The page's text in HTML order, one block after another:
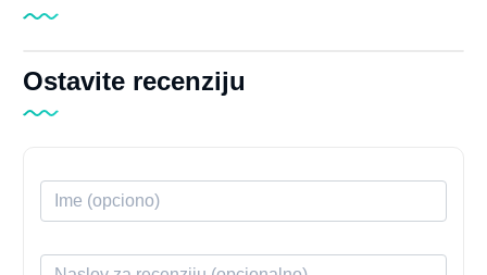
Ostavite recenziju